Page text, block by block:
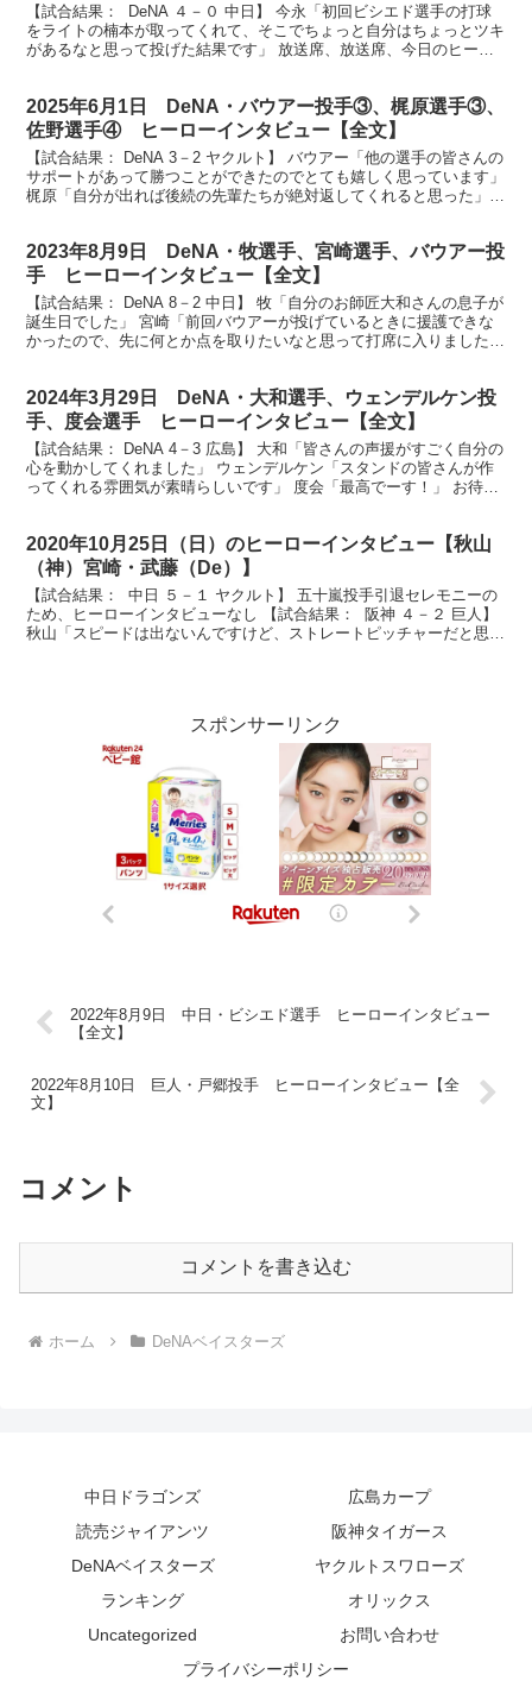
【試合結果： DeNA ４－０ 中日】 今永「初回ビシエド選手の打球
をライトの楠本が取ってくれて、そこでちょっと自分はちょっとツキ
があるなと思って投げた結果です」 放送席、放送席、今日のヒーロ
2025年6月1日 DeNA・バウアー投手③、梶原選手③、
佐野選手④ ヒーローインタビュー【全文】
【試合結果： DeNA 3－2 ヤクルト】 バウアー「他の選手の皆さんの
サポートがあって勝つことができたのでとても嬉しく思っています」
梶原「自分が出れば後続の先輩たちが絶対返してくれると思った」
2023年8月9日 DeNA・牧選手、宮崎選手、バウアー投
手 ヒーローインタビュー【全文】
【試合結果： DeNA 8－2 中日】 牧「自分のお師匠大和さんの息子が
誕生日でした」 宮崎「前回バウアーが投げているときに援護できな
かったので、先に何とか点を取りたいなと思って打席に入りました」
2024年3月29日 DeNA・大和選手、ウェンデルケン投
手、度会選手 ヒーローインタビュー【全文】
【試合結果： DeNA 4－3 広島】 大和「皆さんの声援がすごく自分の
心を動かしてくれました」 ウェンデルケン「スタンドの皆さんが作
ってくれる雰囲気が素晴らしいです」 度会「最高でーす！」 お待た
2020年10月25日（日）のヒーローインタビュー【秋山
（神）宮崎・武藤（De）】
【試合結果： 中日 ５－１ ヤクルト】 五十嵐投手引退セレモニーの
ため、ヒーローインタビューなし 【試合結果： 阪神 ４－２ 巨人】
秋山「スピードは出ないんですけど、ストレートピッチャーだと思っ
スポンサーリンク
2022年8月9日 中日・ビシエド選手 ヒーローインタビュー
【全文】
2022年8月10日 巨人・戸郷投手 ヒーローインタビュー【全
文】
コメント
コメントを書き込む
ホーム DeNAベイスターズ
中日ドラゴンズ
広島カープ
読売ジャイアンツ
阪神タイガース
DeNAベイスターズ
ヤクルトスワローズ
ランキング
オリックス
Uncategorized
お問い合わせ
プライバシーポリシー